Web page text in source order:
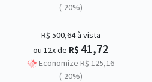
(-20%)
R$ 500,64à vista
ou 12x de R$ 41,72
Economize R$ 125,16
(-20%)